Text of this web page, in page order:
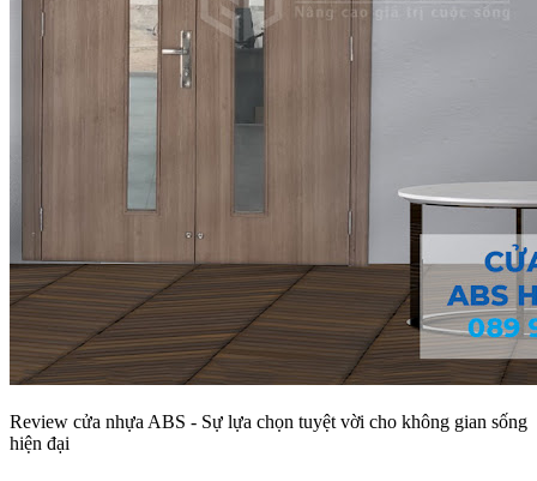
Review cửa nhựa ABS - Sự lựa chọn tuyệt vời cho không gian sống
hiện đại